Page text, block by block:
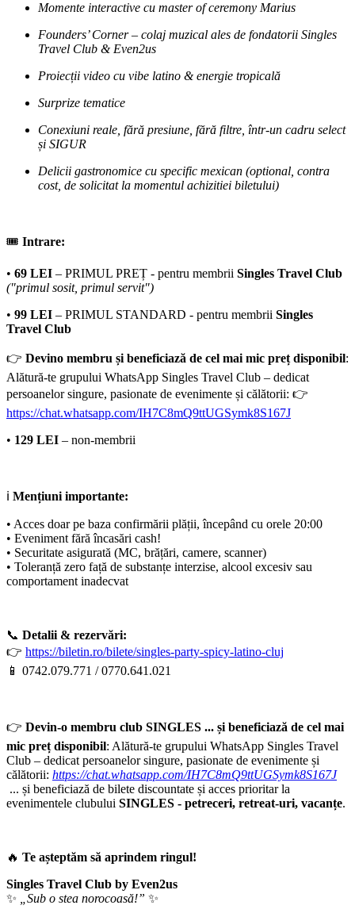
Momente interactive cu master of ceremony Marius
Founders’ Corner – colaj muzical ales de fondatorii Singles
Travel Club & Even2us
Proiecții video cu vibe latino & energie tropicală
Surprize tematice
Conexiuni reale, fără presiune, fără filtre, într-un cadru select
și SIGUR
Delicii gastronomice cu specific mexican (optional, contra
cost, de solicitat la momentul achizitiei biletului)
🎟 Intrare:
• 69 LEI – PRIMUL PREȚ - pentru membrii Singles Travel Club
("primul sosit, primul servit")
• 99 LEI – PRIMUL STANDARD - pentru membrii Singles
Travel Club
👉 Devino membru și beneficiază de cel mai mic preț disponibil:
Alătură-te grupului WhatsApp Singles Travel Club – dedicat
persoanelor singure, pasionate de evenimente și călătorii: 👉
https://chat.whatsapp.com/IH7C8mQ9ttUGSymk8S167J
• 129 LEI – non-membrii
ℹ️ Mențiuni importante:
• Acces doar pe baza confirmării plății, începând cu orele 20:00
• Eveniment fără încasări cash!
• Securitate asigurată (MC, brățări, camere, scanner)
• Toleranță zero față de substanțe interzise, alcool excesiv sau
comportament inadecvat
📞 Detalii & rezervări:
👉 https://biletin.ro/bilete/singles-party-spicy-latino-cluj
📱 0742.079.771 / 0770.641.021
👉 Devin-o membru club SINGLES ... și beneficiază de cel mai
mic preț disponibil: Alătură-te grupului WhatsApp Singles Travel
Club – dedicat persoanelor singure, pasionate de evenimente și
călătorii: https://chat.whatsapp.com/IH7C8mQ9ttUGSymk8S167J
... și beneficiază de bilete discountate și acces prioritar la
evenimentele clubului SINGLES - petreceri, retreat-uri, vacanțe.
🔥 Te așteptăm să aprindem ringul!
Singles Travel Club by Even2us
✨ „Sub o stea norocoasă!” ✨